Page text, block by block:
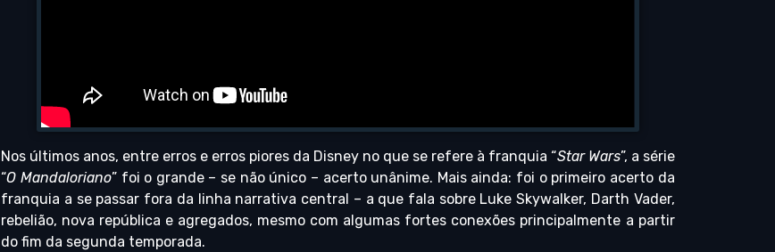
Nos últimos anos, entre erros e erros piores da Disney no que se refere à franquia “Star Wars”, a série
“O Mandaloriano” foi o grande – se não único – acerto unânime. Mais ainda: foi o primeiro acerto da
franquia a se passar fora da linha narrativa central – a que fala sobre Luke Skywalker, Darth Vader,
rebelião, nova república e agregados, mesmo com algumas fortes conexões principalmente a partir
do fim da segunda temporada.